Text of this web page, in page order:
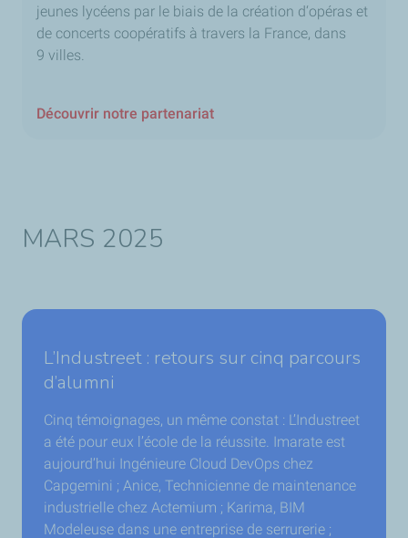
jeunes lycéens par le biais de la création d‘opéras et
de concerts coopératifs à travers la France, dans
9 villes.
Découvrir notre partenariat
MARS 2025
L’Industreet : retours sur cinq parcours
d’alumni
Cinq témoignages, un même constat : L’Industreet
a été pour eux l’école de la réussite. Imarate est
aujourd’hui Ingénieure Cloud DevOps chez
Capgemini ; Anice, Technicienne de maintenance
industrielle chez Actemium ; Karima, BIM
Modeleuse dans une entreprise de serrurerie ;